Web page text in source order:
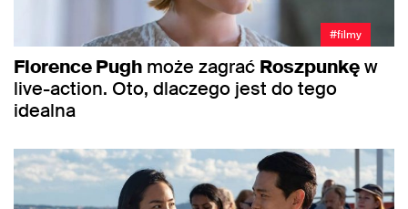
#filmy
Florence Pugh może zagrać Roszpunkęw
live-action. Oto, dlaczego jest do tego
idealna